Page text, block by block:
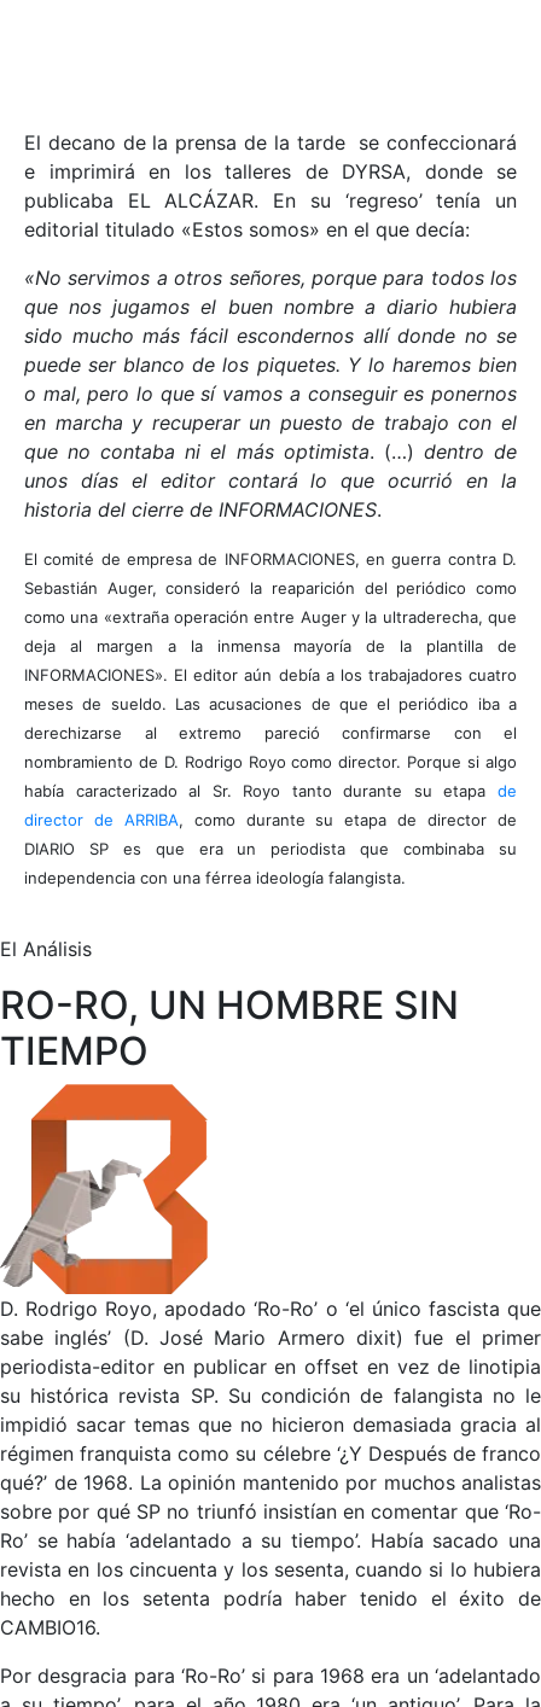
El decano de la prensa de la tarde se confeccionará
e imprimirá en los talleres de DYRSA, donde se
publicaba EL ALCÁZAR. En su ‘regreso’ tenía un
editorial titulado «Estos somos» en el que decía:
«No servimos a otros señores, porque para todos los
que nos jugamos el buen nombre a diario hubiera
sido mucho más fácil escondernos allí donde no se
puede ser blanco de los piquetes. Y lo haremos bien
o mal, pero lo que sí vamos a conseguir es ponernos
en marcha y recuperar un puesto de trabajo con el
que no contaba ni el más optimista. (…) dentro de
unos días el editor contará lo que ocurrió en la
historia del cierre de INFORMACIONES.
El comité de empresa de INFORMACIONES, en guerra contra D.
Sebastián Auger, consideró la reaparición del periódico como
como una «extraña operación entre Auger y la ultraderecha, que
deja al margen a la inmensa mayoría de la plantilla de
INFORMACIONES». El editor aún debía a los trabajadores cuatro
meses de sueldo. Las acusaciones de que el periódico iba a
derechizarse al extremo pareció confirmarse con el
nombramiento de D. Rodrigo Royo como director. Porque si algo
había caracterizado al Sr. Royo tanto durante su etapa de
director de ARRIBA, como durante su etapa de director de
DIARIO SP es que era un periodista que combinaba su
independencia con una férrea ideología falangista.
El Análisis
RO-RO, UN HOMBRE SIN
TIEMPO
D. Rodrigo Royo, apodado ‘Ro-Ro’ o ‘el único fascista que
sabe inglés’ (D. José Mario Armero dixit) fue el primer
periodista-editor en publicar en offset en vez de linotipia
su histórica revista SP. Su condición de falangista no le
impidió sacar temas que no hicieron demasiada gracia al
régimen franquista como su célebre ‘¿Y Después de franco
qué?’ de 1968. La opinión mantenido por muchos analistas
sobre por qué SP no triunfó insistían en comentar que ‘Ro-
Ro’ se había ‘adelantado a su tiempo’. Había sacado una
revista en los cincuenta y los sesenta, cuando si lo hubiera
hecho en los setenta podría haber tenido el éxito de
CAMBIO16.
Por desgracia para ‘Ro-Ro’ si para 1968 era un ‘adelantado